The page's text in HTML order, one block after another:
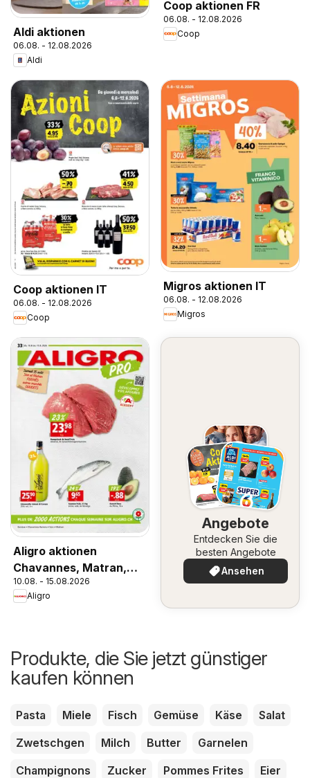
Aldi aktionen
06.08. - 12.08.2026
Aldi
Coop aktionen FR
06.08. - 12.08.2026
Coop
Coop aktionen IT
06.08. - 12.08.2026
Coop
Migros aktionen IT
06.08. - 12.08.2026
Migros
Aligro aktionen
Chavannes, Matran,
Genève, Sion
10.08. - 15.08.2026
Aligro
Angebote
Entdecken Sie die
besten Angebote
Ansehen
Produkte, die Sie jetzt günstiger
kaufen können
Pasta Miele Fisch Gemüse Käse
Salat
Zwetschgen
Milch Butter
Garnelen
Champignons
Zucker Pommes Frites
Eier